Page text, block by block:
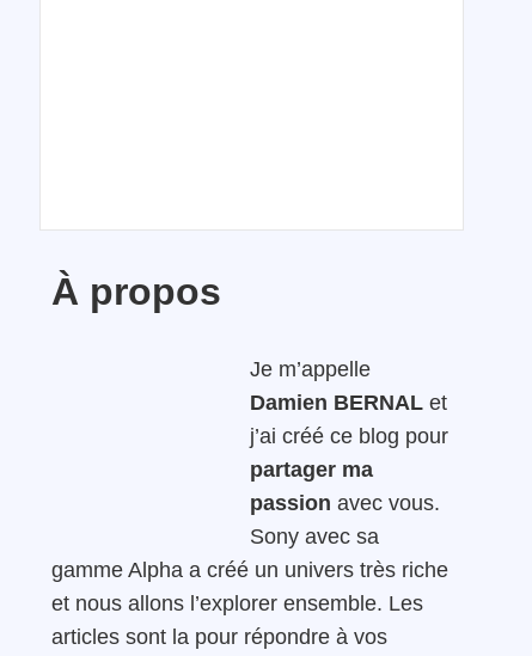
À propos
Je m’appelle
Damien BERNAL et
j’ai créé ce blog pour
partager ma
passion avec vous.
Sony avec sa
gamme Alpha a créé un univers très riche
et nous allons l’explorer ensemble. Les
articles sont la pour répondre à vos